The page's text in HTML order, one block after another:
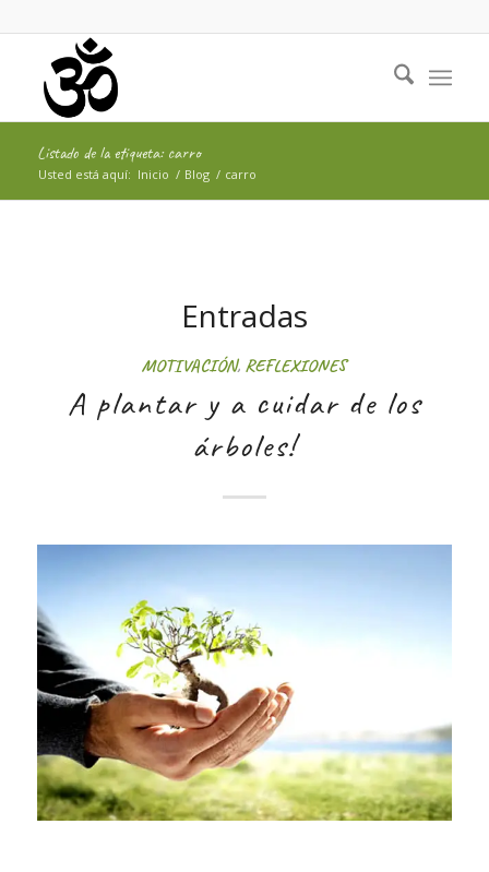
Listado de la etiqueta: carro
Usted está aquí: Inicio / Blog / carro
Entradas
MOTIVACIÓN, REFLEXIONES
A plantar y a cuidar de los
árboles!